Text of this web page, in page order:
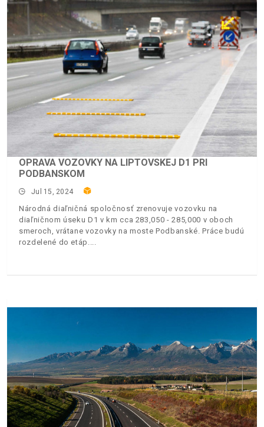
OPRAVA VOZOVKY NA LIPTOVSKEJ D1 PRI
PODBANSKOM
Jul 15, 2024
Národná diaľničná spoločnosť zrenovuje vozovku na
diaľničnom úseku D1 v km cca 283,050 - 285,000 v oboch
smeroch, vrátane vozovky na moste Podbanské. Práce budú
rozdelené do etáp.